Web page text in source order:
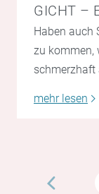
GICHT –
Haben auch
zu kommen,
schmerzhaft
mehr lesen